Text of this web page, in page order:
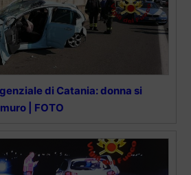
di Catania: donna si
| FOTO